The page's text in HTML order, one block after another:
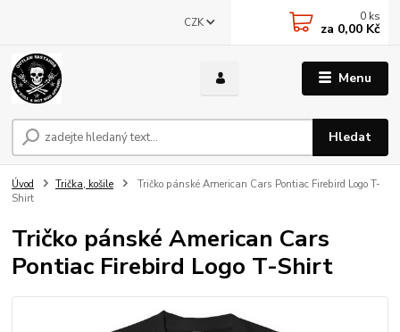
Menu
CZK
Hledat
0 ks
za 0,00 Kč
Úvod Trička, košile
Tričko pánské American Cars Pontiac Firebird Logo T-
Shirt
Tričko pánské American Cars
Pontiac Firebird Logo T-Shirt